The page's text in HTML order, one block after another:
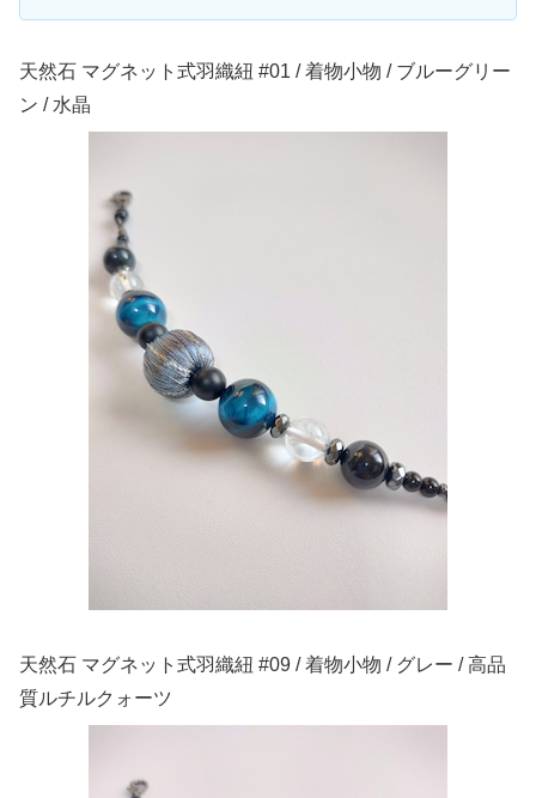
天然石 マグネット式羽織紐 #01 / 着物小物 / ブルーグリー
ン / 水晶
天然石 マグネット式羽織紐 #09 / 着物小物 / グレー / 高品
質ルチルクォーツ